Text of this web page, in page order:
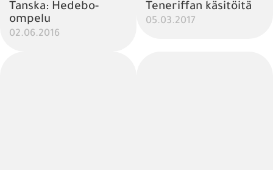
Tanska: Hedebo-
ompelu
02.06.2016
Teneriffan käsitöitä
05.03.2017